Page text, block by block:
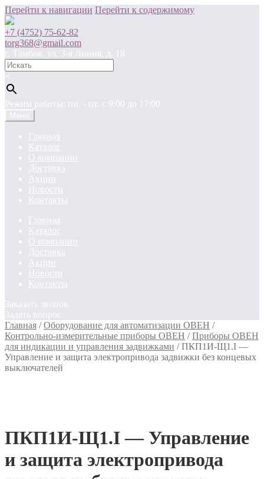
Перейти к навигации Перейти к содержимому
+7 (4752) 75-62-82
torg368@gmail.com
г. Тамбов, ул. 3-я Линия, д. 18
×
Режим работы: пн. - пт. c 9:00 до 17:00
Меню
Главная
Каталог
О компании
Доставка
Акции
Новости
Контакты
Главная
Каталог
О компании
Доставка
Акции
Новости
Контакты
Заказать звонок
Задать вопрос
Главная /Оборудование для автоматизации ОВЕН /
Контрольно-измерительные приборы ОВЕН /Приборы ОВЕН
для индикации и управления задвижками /ПКП1И-Щ1.I —
Управление и защита электропривода задвижки без концевых
выключателей
ПКП1И-Щ1.I — Управление
и защита электропривода